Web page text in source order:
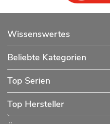
Wissenswertes
Beliebte Kategorien
Top Serien
Top Hersteller